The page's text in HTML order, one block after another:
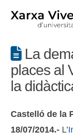
La
places al
la
Castelló de la
18/07/2014.- L’